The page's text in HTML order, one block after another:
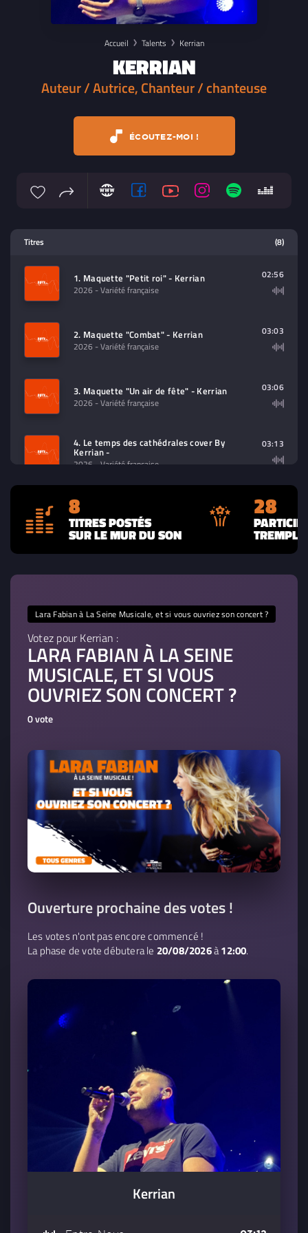
Accueil Talents Kerrian
KERRIAN
Auteur / Autrice, Chanteur / chanteuse
ÉCOUTEZ-MOI !
contenu à lire (audio/video)
Titres (8)
1. Maquette "Petit roi" - Kerrian
2026 - Variété française
02:56
2. Maquette "Combat" - Kerrian
2026 - Variété française
03:03
3. Maquette "Un air de fête" - Kerrian
2026 - Variété française
03:06
4. Le temps des cathédrales cover By
Kerrian -
2026 - Variété française
03:13
5. Interprétation Puisque tu Pars final du
concert de Héritage Goldman - Kerrian,
Michael Jones, Céphaz, Lilian Renaud,
Cyprien, ...
2025 - Variété française
02:04
6. Entre Nous - Kerrian
2024- Chanson Pop
03:12
8. Puisque Tu Pars - Jean Jacques
Goldman
2023- Variété française
8
TITRES POSTÉS
SUR LE MUR DU SON
28
Kerrian
Lara Fabian à La Seine Musicale, et si vous ouvriez son concert ?
Votez pour Kerrian :
LARA FABIAN À LA SEINE
MUSICALE, ET SI VOUS
OUVRIEZ SON CONCERT ?
0 vote
Ouverture prochaine des votes !
Les votes n'ont pas encore commencé !
La phase de vote débutera le 20/08/2026à12:00.